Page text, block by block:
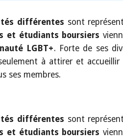
différentes sont
et étudiants boursiers
LGBT+. Forte de ses
à attirer et
ses membres.
différentes sont
et étudiants boursiers